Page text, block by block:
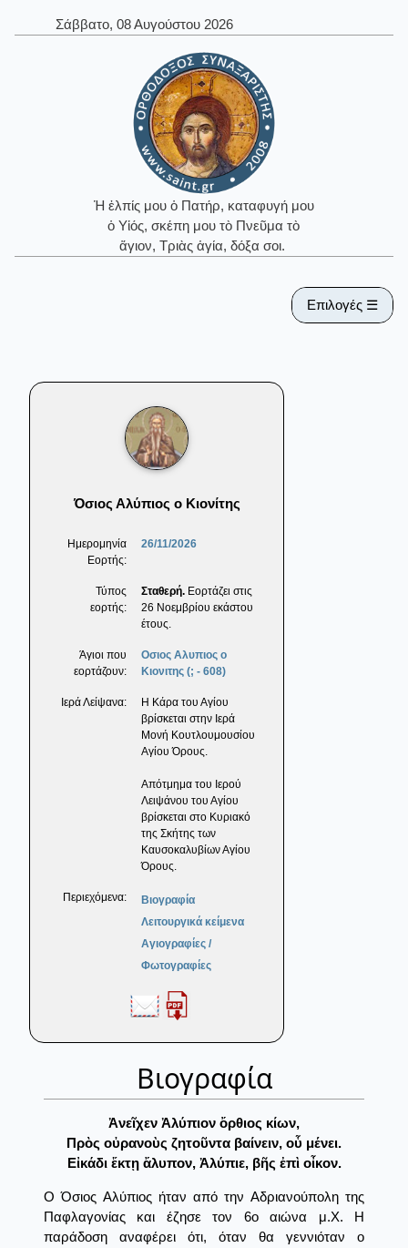
Σάββατο, 08 Αυγούστου 2026
Ἡ ἐλπίς μου ὁ Πατήρ, καταφυγή μου
ὁ Υἱός, σκέπη μου τὸ Πνεῦμα τὸ
ἅγιον, Τριὰς ἁγία, δόξα σοι.
Επιλογές ☰
Όσιος Αλύπιος ο Κιονίτης
Ημερομηνία
Εορτής:
26/11/2026
Τύπος
εορτής:
Σταθερή. Εορτάζει στις
26 Νοεμβρίου εκάστου
έτους.
Άγιοι που
εορτάζουν:
Οσιος Αλυπιος ο
Κιονιτης (; - 608)
Ιερά Λείψανα:
Η Κάρα του Αγίου
βρίσκεται στην Ιερά
Μονή Κουτλουμουσίου
Αγίου Όρους.
Απότμημα του Ιερού
Λειψάνου του Αγίου
βρίσκεται στο Κυριακό
της Σκήτης των
Καυσοκαλυβίων Αγίου
Όρους.
Περιεχόμενα:
Βιογραφία
Λειτουργικά κείμενα
Αγιογραφίες /
Φωτογραφίες
Βιογραφία
Ἀνεῖχεν Ἀλύπιον ὄρθιος κίων,
Πρὸς οὐρανοὺς ζητοῦντα βαίνειν, οὗ μένει.
Εἰκάδι ἕκτῃ ἄλυπον, Ἀλύπιε, βῆς ἐπὶ οἶκον.
Ο Όσιος Αλύπιος ήταν από την Αδριανούπολη της
Παφλαγονίας και έζησε τον 6ο αιώνα μ.Χ. Η
παράδοση αναφέρει ότι, όταν θα γεννιόταν ο